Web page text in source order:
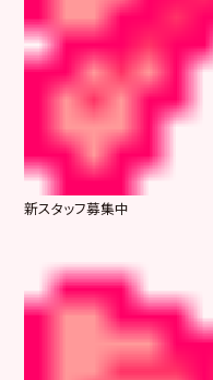
新スタッフ募集中